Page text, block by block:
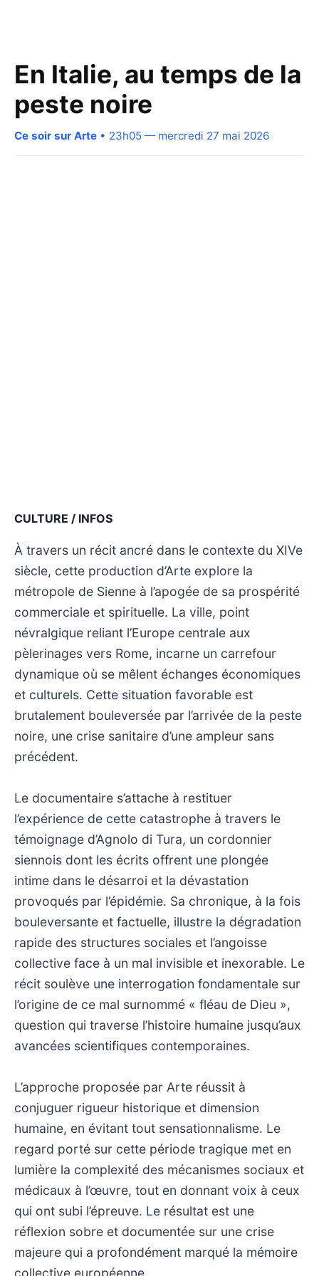
En Italie, au temps de la
peste noire
Ce soir sur Arte • 23h05 — mercredi 27 mai 2026
CULTURE / INFOS
À travers un récit ancré dans le contexte du XIVe
siècle, cette production d’Arte explore la
métropole de Sienne à l’apogée de sa prospérité
commerciale et spirituelle. La ville, point
névralgique reliant l’Europe centrale aux
pèlerinages vers Rome, incarne un carrefour
dynamique où se mêlent échanges économiques
et culturels. Cette situation favorable est
brutalement bouleversée par l’arrivée de la peste
noire, une crise sanitaire d’une ampleur sans
précédent.
Le documentaire s’attache à restituer
l’expérience de cette catastrophe à travers le
témoignage d’Agnolo di Tura, un cordonnier
siennois dont les écrits offrent une plongée
intime dans le désarroi et la dévastation
provoqués par l’épidémie. Sa chronique, à la fois
bouleversante et factuelle, illustre la dégradation
rapide des structures sociales et l’angoisse
collective face à un mal invisible et inexorable. Le
récit soulève une interrogation fondamentale sur
l’origine de ce mal surnommé « fléau de Dieu »,
question qui traverse l’histoire humaine jusqu’aux
avancées scientifiques contemporaines.
L’approche proposée par Arte réussit à
conjuguer rigueur historique et dimension
humaine, en évitant tout sensationnalisme. Le
regard porté sur cette période tragique met en
lumière la complexité des mécanismes sociaux et
médicaux à l’œuvre, tout en donnant voix à ceux
qui ont subi l’épreuve. Le résultat est une
réflexion sobre et documentée sur une crise
majeure qui a profondément marqué la mémoire
collective européenne.